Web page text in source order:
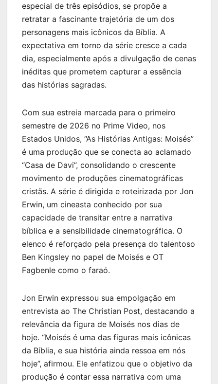
especial de três episódios, se propõe a
retratar a fascinante trajetória de um dos
personagens mais icônicos da Bíblia. A
expectativa em torno da série cresce a cada
dia, especialmente após a divulgação de cenas
inéditas que prometem capturar a essência
das histórias sagradas.
Com sua estreia marcada para o primeiro
semestre de 2026 no Prime Video, nos
Estados Unidos, “As Histórias Antigas: Moisés”
é uma produção que se conecta ao aclamado
“Casa de Davi”, consolidando o crescente
movimento de produções cinematográficas
cristãs. A série é dirigida e roteirizada por Jon
Erwin, um cineasta conhecido por sua
capacidade de transitar entre a narrativa
bíblica e a sensibilidade cinematográfica. O
elenco é reforçado pela presença do talentoso
Ben Kingsley no papel de Moisés e OT
Fagbenle como o faraó.
Jon Erwin expressou sua empolgação em
entrevista ao The Christian Post, destacando a
relevância da figura de Moisés nos dias de
hoje. “Moisés é uma das figuras mais icônicas
da Bíblia, e sua história ainda ressoa em nós
hoje”, afirmou. Ele enfatizou que o objetivo da
produção é contar essa narrativa com uma